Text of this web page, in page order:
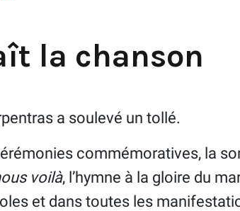
la chanson
a soulevé un tollé.
commémoratives, la
voilà, l’hymne à la gloire du
et dans toutes les